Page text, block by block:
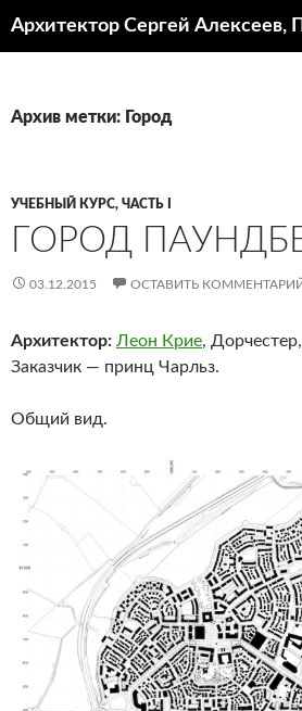
Архив метки: Город
УЧЕБНЫЙ КУРС, ЧАСТЬ I
ГОРОД
03.12.2015 ОСТАВИТЬ
Архитектор: Леон Крие,
Заказчик — принц Чарльз.
Общий вид.